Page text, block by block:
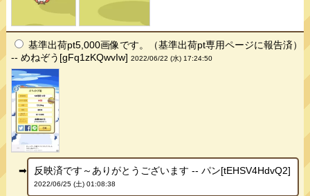
基準出荷pt5,000画像です。（基準出荷pt専用ページに報告済）
-- めねぞう[gFq1zKQwvIw]2022/06/22 (水) 17:24:50
反映済です～ありがとうございます -- パン[tEHSV4HdvQ2]
2022/06/25 (土) 01:08:38